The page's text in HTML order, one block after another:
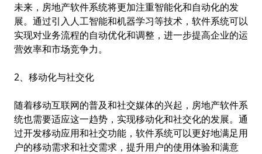
未来，房地产软件系统将更加注重智能化和自动化的发
展。通过引入人工智能和机器学习等技术，软件系统可以
实现对业务流程的自动优化和调整，进一步提高企业的运
营效率和市场竞争力。
2、移动化与社交化
随着移动互联网的普及和社交媒体的兴起，房地产软件系
统也需要适应这一趋势，实现移动化和社交化的发展。通
过开发移动应用和社交功能，软件系统可以更好地满足用
户的移动需求和社交需求，提升用户的使用体验和满意